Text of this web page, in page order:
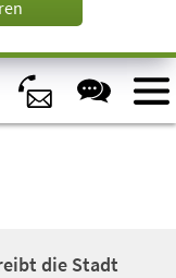
die Stadt